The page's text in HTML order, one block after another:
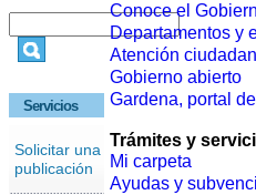
Servicios
Solicitar una
publicación
Conoce el
Departamentos y
Atención
Gobierno abierto
Gardena, portal
Trámites y
Mi carpeta
Ayudas y